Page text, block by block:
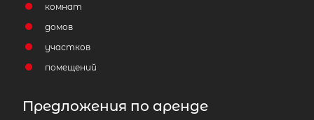
комнат
домов
участков
помещений
Предложения по аренде